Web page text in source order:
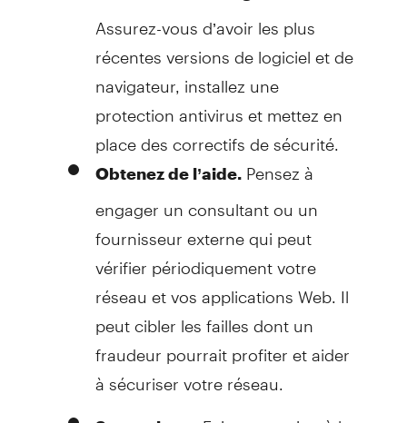
Assurez-vous d’avoir les plus
récentes versions de logiciel et de
navigateur, installez une
protection antivirus et mettez en
place des correctifs de sécurité.
Obtenez de l’aide. Pensez à
engager un consultant ou un
fournisseur externe qui peut
vérifier périodiquement votre
réseau et vos applications Web. Il
peut cibler les failles dont un
fraudeur pourrait profiter et aider
à sécuriser votre réseau.